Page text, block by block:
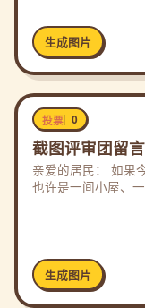
生成图片
投票 0
截图评审团留言
亲爱的居民： 如果今天遇见了喜欢的画面，请把它截下来。
也许是一间小屋、
生成图片